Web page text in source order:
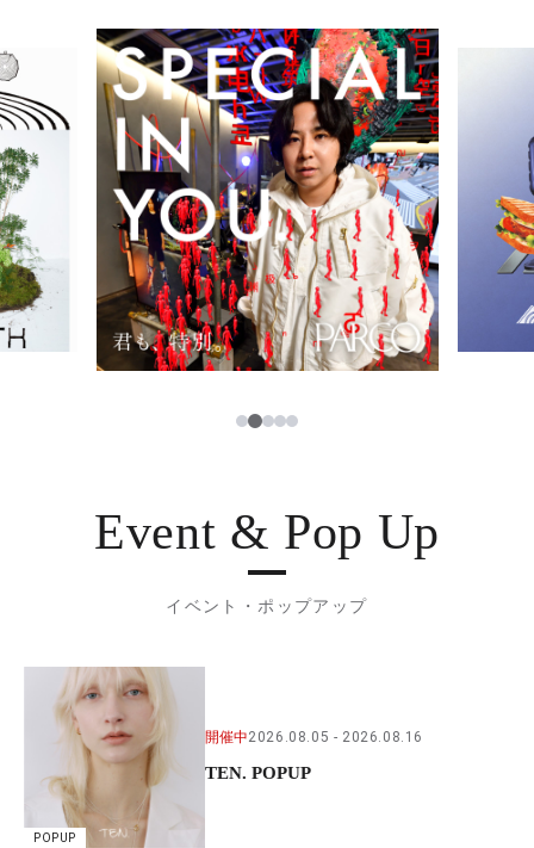
ニュース
レストラン・カフェ
TAX FREE
PARCOメンバーズ
한국어
ภาษาไทย
1234
Event & Pop Up
イベント・ポップアップ
POPUP
開催中2026.08.05 2026.08.16
TEN. POPUP